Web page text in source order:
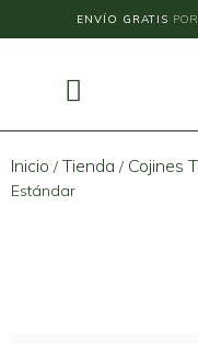
ENVÍO GRATIS
Inicio / Tienda / Cojines
Estándar